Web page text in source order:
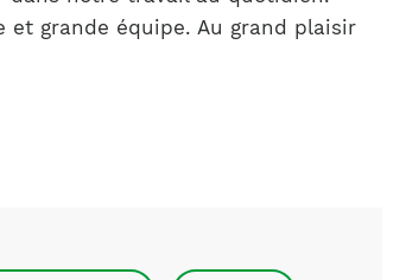
et grande équipe. Au grand plaisir